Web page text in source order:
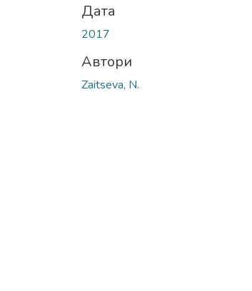
Дата
2017
Автори
Zaitseva, N.